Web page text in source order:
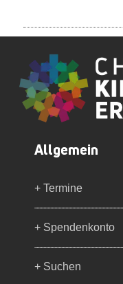
Allgemein
+ Termine
+ Spendenkonto
+ Suchen